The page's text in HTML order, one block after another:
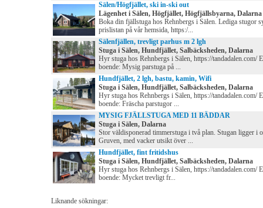
Sälen/Högfjället, ski in-ski out
Lägenhet i Sälen, Högfjället, Högfjällsbyarna, Dalarna
Boka din fjällstuga hos Rehnbergs i Sälen. Lediga stugor
prislistan på vår hemsida, https:/...
Sälenfjällen, trevligt parhus m 2 lgh
Stuga i Sälen, Hundfjället, Salbäcksheden, Dalarna
Hyr stuga hos Rehnbergs i Sälen, https://tandadalen.com/
boende: Mysig parstuga på ...
Hundfjället, 2 lgh, bastu, kamin, Wifi
Stuga i Sälen, Hundfjället, Salbäcksheden, Dalarna
Hyr stuga hos Rehnbergs i Sälen, https://tandadalen.com/
boende: Fräscha parstugor ...
MYSIG FJÄLLSTUGA MED 11 BÄDDAR
Stuga i Sälen, Dalarna
Stor väldisponerad timmerstuga i två plan. Stugan ligger i
Gruven, med vacker utsikt över ...
Hundfjället, fint fritidshus
Stuga i Sälen, Hundfjället, Salbäcksheden, Dalarna
Hyr stuga hos Rehnbergs i Sälen, https://tandadalen.com/
boende: Mycket trevligt fr...
Liknande sökningar: